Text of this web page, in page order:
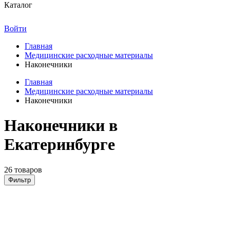
Каталог
Войти
Главная
Медицинские расходные материалы
Наконечники
Главная
Медицинские расходные материалы
Наконечники
Наконечники в
Екатеринбурге
26 товаров
Фильтр